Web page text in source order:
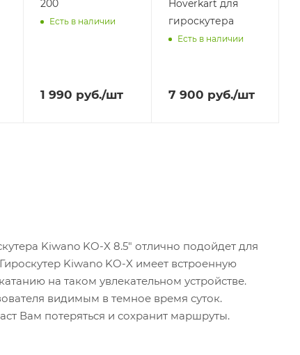
200
Есть в наличии
1 990 руб./шт
Hoverkart для
гироскутера
Есть в наличии
7 900 руб./шт
Kiwano KO-X 8.5" отлично подойдет для
Kiwano KO-X имеет встроенную
на таком увлекательном устройстве.
видимым в темное время суток.
Вам потеряться и сохранит маршруты.